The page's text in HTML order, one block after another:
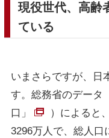
現役世代、高齢
ている
いまさらですが、日
す。総務省のデータ
口」
）によると
3296万人で、総人口